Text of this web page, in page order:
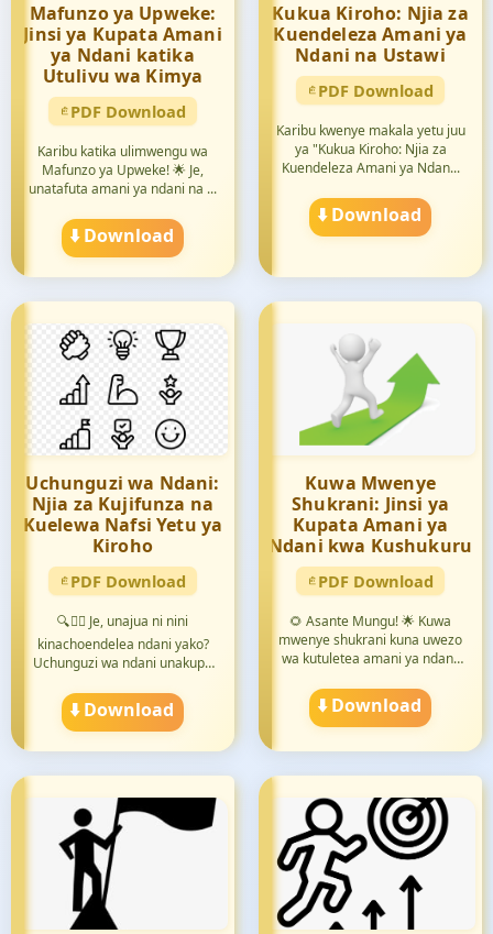
Mafunzo ya Upweke:
Jinsi ya Kupata Amani
ya Ndani katika
Utulivu wa Kimya
PDF Download
Karibu katika ulimwengu wa
Mafunzo ya Upweke! 🌟 Je,
unatafuta amani ya ndani na ...
⬇️ Download
Kukua Kiroho: Njia za
Kuendeleza Amani ya
Ndani na Ustawi
PDF Download
Karibu kwenye makala yetu juu
ya "Kukua Kiroho: Njia za
Kuendeleza Amani ya Ndan...
⬇️ Download
Uchunguzi wa Ndani:
Njia za Kujifunza na
Kuelewa Nafsi Yetu ya
Kiroho
PDF Download
🔍🧘‍♀️ Je, unajua ni nini
kinachoendelea ndani yako?
Uchunguzi wa ndani unakupa
⬇️ Download
Kuwa Mwenye
Shukrani: Jinsi ya
Kupata Amani ya
Ndani kwa Kushukuru
PDF Download
🌻 Asante Mungu! 🌟 Kuwa
mwenye shukrani kuna uwezo
wa kutuletea amani ya ndani!
⬇️ Download